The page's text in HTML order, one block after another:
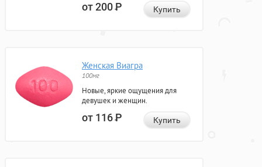
от 200Р Купить
Женская Виагра
100мг
Новые, яркие ощущения для
девушек и женщин.
от 116Р Купить